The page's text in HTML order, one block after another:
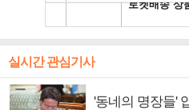
실시간 관심기사
'동네의 명장들'